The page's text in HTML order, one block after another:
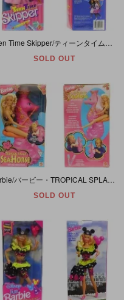
SOLD OUT
SOLD OUT